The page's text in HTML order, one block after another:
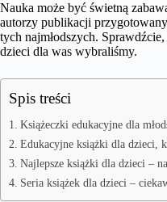
Nauka może być świetną
autorzy publikacji
tych najmłodszych.
dzieci dla was wybraliśmy.
Spis treści
Książeczki edukacyjne dla
Edukacyjne książki dla dzieci,
Najlepsze książki dla dzieci –
Seria książek dla dzieci –